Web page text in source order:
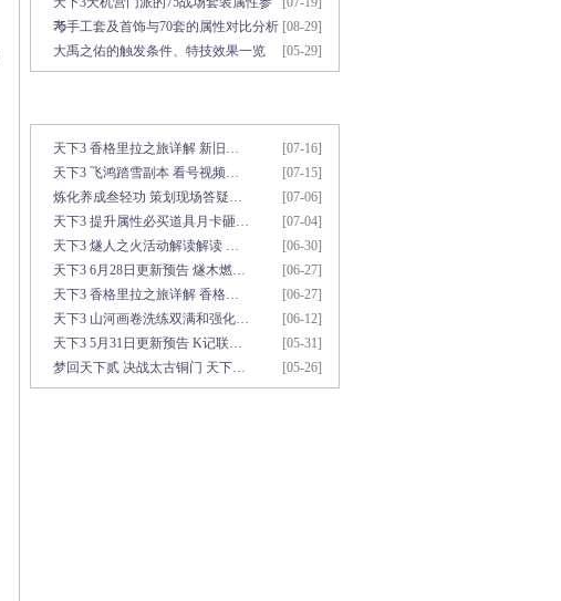
考
[08-29]
75手工套及首饰与70套的属性对比分析
[05-29]
大禹之佑的触发条件、特技效果一览
[07-16]
天下3 香格里拉之旅详解 新旧…
[07-15]
天下3 飞鸿踏雪副本 看号视频…
[07-06]
炼化养成叁轻功 策划现场答疑…
[07-04]
天下3 提升属性必买道具月卡砸…
[06-30]
天下3 燧人之火活动解读解读 …
[06-27]
天下3 6月28日更新预告 燧木燃…
[06-27]
天下3 香格里拉之旅详解 香格…
[06-12]
天下3 山河画卷洗练双满和强化…
[05-31]
天下3 5月31日更新预告 K记联…
[05-26]
梦回天下贰 决战太古铜门 天下…